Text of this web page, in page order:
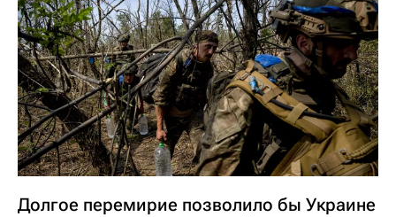
Долгое перемирие позволило бы Украине